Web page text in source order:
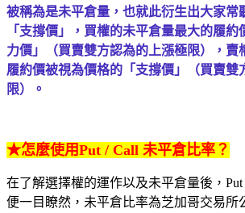
被稱為是未平倉量，也就此衍生出大家常
「支撐價」，買權的未平倉量最大的履
力價」（買賣雙方認為的上漲極限），賣
履約價被視為價格的「支撐價」（買賣雙
限）。
★怎麼使用Put / Call 未平倉比率？
在了解選擇權的運作以及未平倉量後，
便一目瞭然，未平倉比率為芝加哥交易所